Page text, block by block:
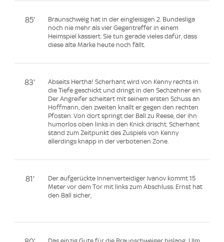
85'
Braunschweig hat in der eingleisigen 2. Bundesliga
noch nie mehr als vier Gegentreffer in einem
Heimspiel kassiert. Sie tun gerade vieles dafür, dass
diese alte Marke heute noch fällt.
83'
Abseits Hertha! Scherhant wird von Kenny rechts in
die Tiefe geschickt und dringt in den Sechzehner ein.
Der Angreifer scheitert mit seinem ersten Schuss an
Hoffmann, den zweiten knallt er gegen den rechten
Pfosten. Von dort springt der Ball zu Reese, der ihn
humorlos oben links in den Knick drischt. Scherhant
stand zum Zeitpunkt des Zuspiels von Kenny
allerdings knapp in der verbotenen Zone.
81'
Der aufgerückte Innenverteidiger Ivanov kommt 15
Meter vor dem Tor mit links zum Abschluss. Ernst hat
den Ball sicher,